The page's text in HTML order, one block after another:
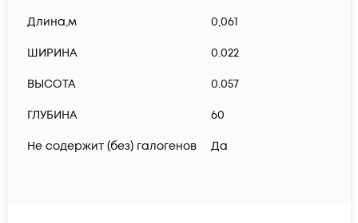
Длина,м 0,061
ШИРИНА 0.022
ВЫСОТА 0.057
ГЛУБИНА 60
Не содержит (без) галогенов Да